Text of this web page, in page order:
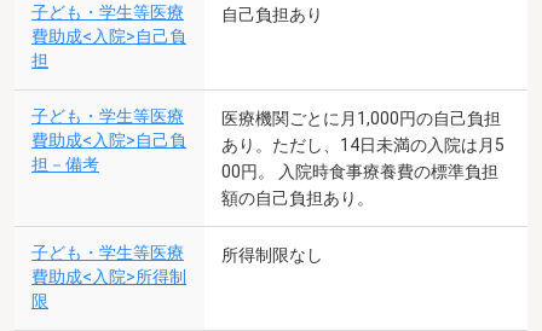
子ども・学生等医療
費助成<入院>自己負
担
自己負担あり
子ども・学生等医療
費助成<入院>自己負
担－備考
医療機関ごとに月1,000円の自己負担
あり。ただし、14日未満の入院は月5
00円。 入院時食事療養費の標準負担
額の自己負担あり。
子ども・学生等医療
費助成<入院>所得制
限
所得制限なし